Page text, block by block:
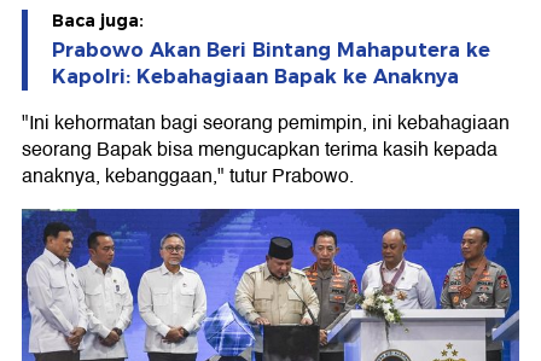
Baca juga:
Prabowo Akan Beri Bintang Mahaputera ke
Kapolri: Kebahagiaan Bapak ke Anaknya
"Ini kehormatan bagi seorang pemimpin, ini kebahagiaan
seorang Bapak bisa mengucapkan terima kasih kepada
anaknya, kebanggaan," tutur Prabowo.